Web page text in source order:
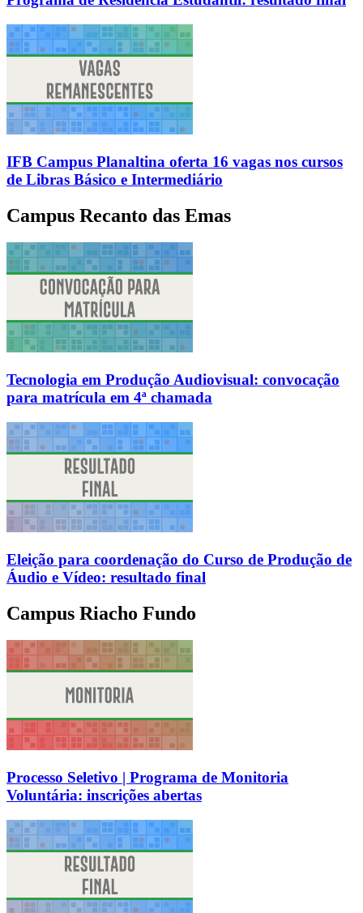
IFB Campus Planaltina oferta 16 vagas nos cursos
de Libras Básico e Intermediário
Campus Recanto das Emas
Tecnologia em Produção Audiovisual: convocação
para matrícula em 4ª chamada
Eleição para coordenação do Curso de Produção de
Áudio e Vídeo: resultado final
Campus Riacho Fundo
Processo Seletivo | Programa de Monitoria
Voluntária: inscrições abertas